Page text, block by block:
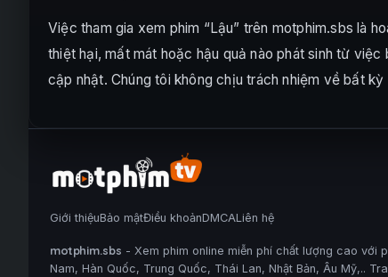
Việc tham gia xem phim “Lậu” trên motphim.sbs là
thiệt hại, mất mát hoặc hậu quả nào phát sinh từ
cập nhật. Chúng tôi không chịu trách nhiệm về bất
Giới thiệuBảo mậtĐiều khoảnDMCALiên hệ
motphim.sbs - Xem phim online miễn phí chất lượng cao với
Nam, Hàn Quốc, Trung Quốc, Thái Lan, Nhật Bản, Âu Mỹ,..